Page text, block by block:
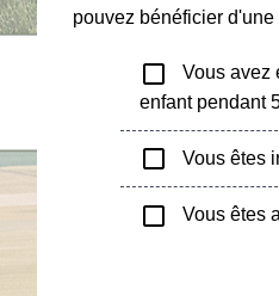
pouvez bénéficier d'une
check_box_outline_blank
Vous avez
enfant pendant
check_box_outline_blank Vous êtes
check_box_outline_blank Vous êtes